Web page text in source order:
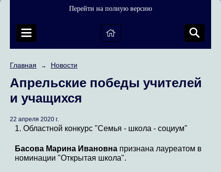
Перейти на полную версию
Главная → Новости
Апрельские победы учителей
и учащихся
22 апреля 2020 г.
1. Областной конкурс "Семья - школа - социум"
Басова Марина Ивановна признана лауреатом в
номинации "Открытая школа".